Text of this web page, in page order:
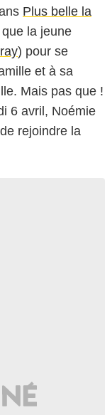
Plus belle la
la jeune
) pour se
et à sa
Mais pas que !
6 avril, Noémie
rejoindre la